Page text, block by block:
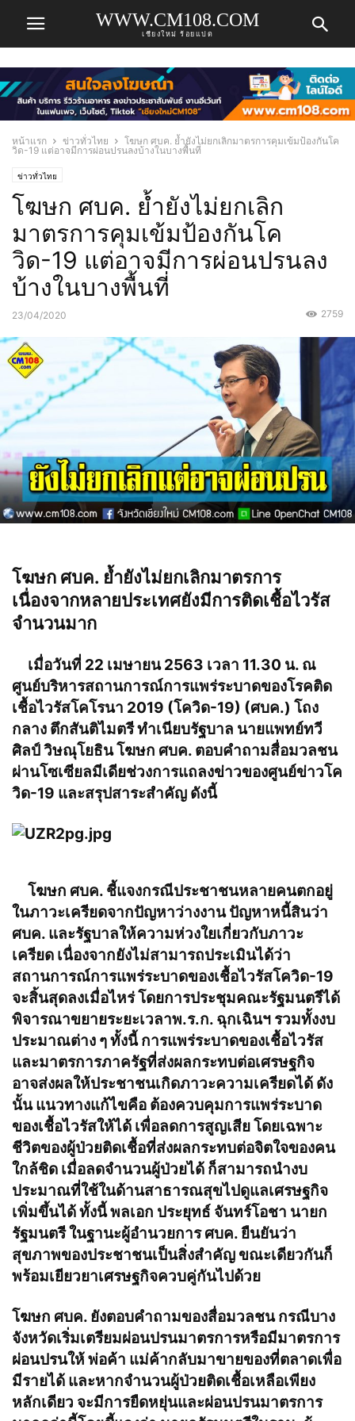
WWW.CM108.COM
เชียงใหม่ ร้อยแปด
หน้าแรก ข่าวทั่วไทย
โฆษก ศบค. ย้ำยังไม่ยกเลิกมาตรการคุมเข้มป้องกันโค
วิด-19 แต่อาจมีการผ่อนปรนลงบ้างในบางพื้นที่
ข่าวทั่วไทย
โฆษก ศบค. ย้ำยังไม่ยกเลิก
มาตรการคุมเข้มป้องกันโค
วิด-19 แต่อาจมีการผ่อนปรนลง
บ้างในบางพื้นที่
23/04/2020 2759
โฆษก ศบค. ย้ำยังไม่ยกเลิกมาตรการ
เนื่องจากหลายประเทศยังมีการติดเชื้อไวรัส
จำนวนมาก
เมื่อวันที่ 22 เมษายน 2563 เวลา 11.30 น. ณ
ศูนย์บริหารสถานการณ์การแพร่ระบาดของโรคติด
เชื้อไวรัสโคโรนา 2019 (โควิด-19) (ศบค.) โถง
กลาง ตึกสันติไมตรี ทำเนียบรัฐบาล นายแพทย์ทวี
ศิลป์ วิษณุโยธิน โฆษก ศบค. ตอบคำถามสื่อมวลชน
ผ่านโซเซียลมีเดียช่วงการแถลงข่าวของศูนย์ข่าวโค
วิด-19 และสรุปสาระสำคัญ ดังนี้
โฆษก ศบค. ชี้แจงกรณีประชาชนหลายคนตกอยู่
ในภาวะเครียดจากปัญหาว่างงาน ปัญหาหนี้สินว่า
ศบค. และรัฐบาลให้ความห่วงใยเกี่ยวกับภาวะ
เครียด เนื่องจากยังไม่สามารถประเมินได้ว่า
สถานการณ์การแพร่ระบาดของเชื้อไวรัสโควิด-19
จะสิ้นสุดลงเมื่อไหร่ โดยการประชุมคณะรัฐมนตรีได้
พิจารณาขยายระยะเวลาพ.ร.ก. ฉุกเฉินฯ รวมทั้งงบ
ประมาณต่าง ๆ ทั้งนี้ การแพร่ระบาดของเชื้อไวรัส
และมาตรการภาครัฐที่ส่งผลกระทบต่อเศรษฐกิจ
อาจส่งผลให้ประชาชนเกิดภาวะความเครียดได้ ดัง
นั้น แนวทางแก้ไขคือ ต้องควบคุมการแพร่ระบาด
ของเชื้อไวรัสให้ได้ เพื่อลดการสูญเสีย โดยเฉพาะ
ชีวิตของผู้ป่วยติดเชื้อที่ส่งผลกระทบต่อจิตใจของคน
ใกล้ชิด เมื่อลดจำนวนผู้ป่วยได้ ก็สามารถนำงบ
ประมาณที่ใช้ในด้านสาธารณสุขไปดูแลเศรษฐกิจ
เพิ่มขึ้นได้ ทั้งนี้ พลเอก ประยุทธ์ จันทร์โอชา นายก
รัฐมนตรี ในฐานะผู้อำนวยการ ศบค. ยืนยันว่า
สุขภาพของประชาชนเป็นสิ่งสำคัญ ขณะเดียวกันก็
พร้อมเยียวยาเศรษฐกิจควบคู่กันไปด้วย
โฆษก ศบค. ยังตอบคำถามของสื่อมวลชน กรณีบาง
จังหวัดเริ่มเตรียมผ่อนปรนมาตรการหรือมีมาตรการ
ผ่อนปรนให้ พ่อค้า แม่ค้ากลับมาขายของที่ตลาดเพื่อ
มีรายได้ และหากจำนวนผู้ป่วยติดเชื้อเหลือเพียง
หลักเดียว จะมีการยืดหยุ่นและผ่อนปรนมาตรการ